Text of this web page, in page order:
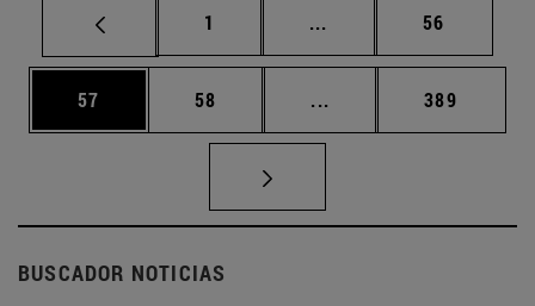
Página
1 ... Páginas intermedias
Página
56
Página
57 Página
58 ... Páginas intermedias
Página
389
BUSCADOR NOTICIAS